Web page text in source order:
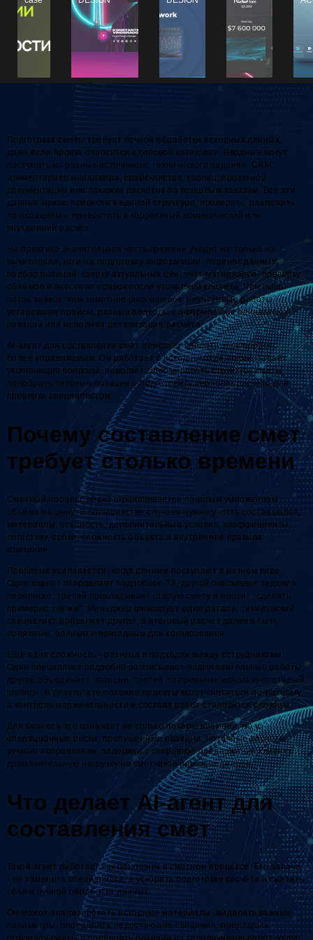
Подготовка сметы требует точной обработки исходных данных,
даже если проект относится к типовой категории. Вводные могут
поступать из разных источников: технического задания, CRM,
комментариев менеджера, прайс-листов, таблиц, проектной
документации или похожих расчётов по прошлым заказам. Все эти
данные нужно привести к единой структуре, проверить, разложить
по позициям и превратить в корректный коммерческий или
внутренний расчёт.
На практике значительная часть времени уходит не только на
вычисления, но и на подготовку информации: перенос данных,
подбор позиций, сверку актуальных цен, учёт материалов, проверку
объёмов и внесение правок после уточнений клиента. Чем выше
поток заявок, тем заметнее риск ошибок: неучтённые работы,
устаревшие прайсы, разные подходы к оформлению одинаковых
позиций или неполная детализация расчёта.
AI-агент для составления смет помогает сделать этот процесс
более управляемым. Он работает с исходными данными, задаёт
уточняющие вопросы, помогает сформировать структуру сметы,
подобрать типовые позиции и подготовить черновик расчёта для
проверки специалистом.
Почему составление смет
требует столько времени
Сметный процесс редко ограничивается простым умножением
объёма на цену. В большинстве случаев нужно учесть состав работ,
материалы, этапность, дополнительные условия, коэффициенты,
логистику, сроки, сложность объекта и внутренние правила
компании.
Проблема усиливается, когда данные поступают в разном виде.
Один клиент отправляет подробное ТЗ, другой описывает задачу в
переписке, третий прикладывает старую смету и просит “сделать
примерно так же”. Менеджер фиксирует одни детали, технический
специалист добавляет другие, а итоговый расчёт должен быть
понятным, полным и пригодным для согласования.
Ещё одна сложность - разница в подходах между сотрудниками.
Один специалист подробно расписывает подготовительные работы,
другой объединяет позиции, третий по привычке использует старый
шаблон. В результате похожие проекты могут считаться по-разному,
а контроль маржинальности и состава работ становится сложнее.
Для бизнеса это означает не только потерю времени, но и
операционные риски: пропущенные позиции, неточные расчёты,
ручные исправления, задержки с отправкой предложения клиенту и
дополнительную нагрузку на сметчиков или менеджеров.
Что делает AI-агент для
составления смет
Такой агент работает как помощник в сметном процессе. Его задача
- не заменить специалиста, а ускорить подготовку расчёта и снизить
объём ручной обработки данных.
Он может анализировать исходные материалы, выделять важные
параметры, определять недостающие сведения, предлагать